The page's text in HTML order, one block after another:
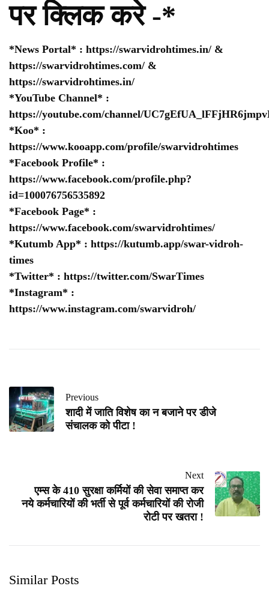
पर क्लिक करे -*
*News Portal* : https://swarvidrohtimes.in/ &
https://swarvidrohtimes.com/ &
https://swarvidrohtimes.in/
*YouTube Channel* :
https://youtube.com/channel/
*Koo* :
https://www.kooapp.com/profile/swarvidrohtimes
*Facebook Profile* :
https://www.facebook.com/profile.php?
id=100076756535892
*Facebook Page* :
https://www.facebook.com/swarvidrohtimes/
*Kutumb App* : https://kutumb.app/swar-vidroh-
times
*Twitter* : https://twitter.com/SwarTimes
*Instagram* :
https://www.instagram.com/swarvidroh/
Previous
शादी में जाति विशेष का न बजाने पर डीजे
संचालक को पीटा !
Next
एम्स के 410 सुरक्षा कर्मियों की सेवा समाप्त कर
नये कर्मचारियों की भर्ती से पूर्व कर्मचारियों की रोजी
रोटी पर खतरा !
Similar Posts